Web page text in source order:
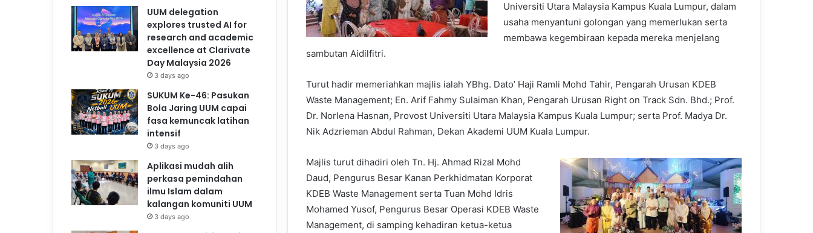
Universiti Utara Malaysia Kampus Kuala Lumpur, dalam
usaha menyantuni golongan yang memerlukan serta
membawa kegembiraan kepada mereka menjelang
sambutan Aidilfitri.
Turut hadir memeriahkan majlis ialah YBhg. Dato’ Haji Ramli Mohd Tahir, Pengarah Urusan KDEB
Waste Management; En. Arif Fahmy Sulaiman Khan, Pengarah Urusan Right on Track Sdn. Bhd.; Prof.
Dr. Norlena Hasnan, Provost Universiti Utara Malaysia Kampus Kuala Lumpur; serta Prof. Madya Dr.
Nik Adzrieman Abdul Rahman, Dekan Akademi UUM Kuala Lumpur.
Majlis turut dihadiri oleh Tn. Hj. Ahmad Rizal Mohd
Daud, Pengurus Besar Kanan Perkhidmatan Korporat
KDEB Waste Management serta Tuan Mohd Idris
Mohamed Yusof, Pengurus Besar Operasi KDEB Waste
Management, di samping kehadiran ketua-ketua
UUM delegation
explores trusted AI for
research and academic
excellence at Clarivate
Day Malaysia 2026
3 days ago
SUKUM Ke-46: Pasukan
Bola Jaring UUM capai
fasa kemuncak latihan
intensif
3 days ago
Aplikasi mudah alih
perkasa pemindahan
ilmu Islam dalam
kalangan komuniti UUM
3 days ago